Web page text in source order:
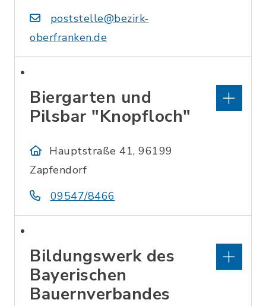
poststelle@bezirk-
oberfranken.de
Biergarten und
Pilsbar "Knopfloch"
Hauptstraße 41, 96199
Zapfendorf
09547/8466
Bildungswerk des
Bayerischen
Bauernverbandes